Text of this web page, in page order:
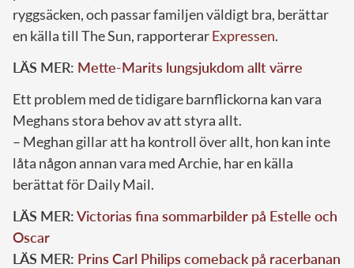
ryggsäcken, och passar familjen väldigt bra, berättar
en källa till The Sun, rapporterarExpressen.
LÄS MER: Mette-Marits lungsjukdom allt värre
Ett problem med de tidigare barnflickorna kan vara
Meghans stora behov av att styra allt.
– Meghan gillar att ha kontroll över allt, hon kan inte
låta någon annan vara med Archie, har en källa
berättat för Daily Mail.
LÄS MER:Victorias fina sommarbilder på Estelle och
Oscar
LÄS MER: Prins Carl Philips comeback på racerbanan